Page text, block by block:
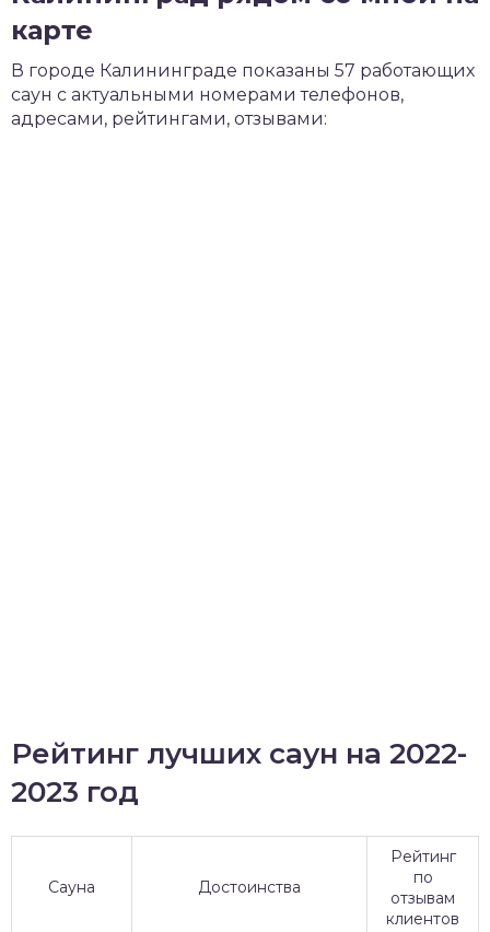
карте
В городе Калининграде показаны 57 работающих
саун с актуальными номерами телефонов,
адресами, рейтингами, отзывами:
Рейтинг лучших саун на 2022-
2023 год
Сауна Достоинства
Рейтинг
по
отзывам
клиентов